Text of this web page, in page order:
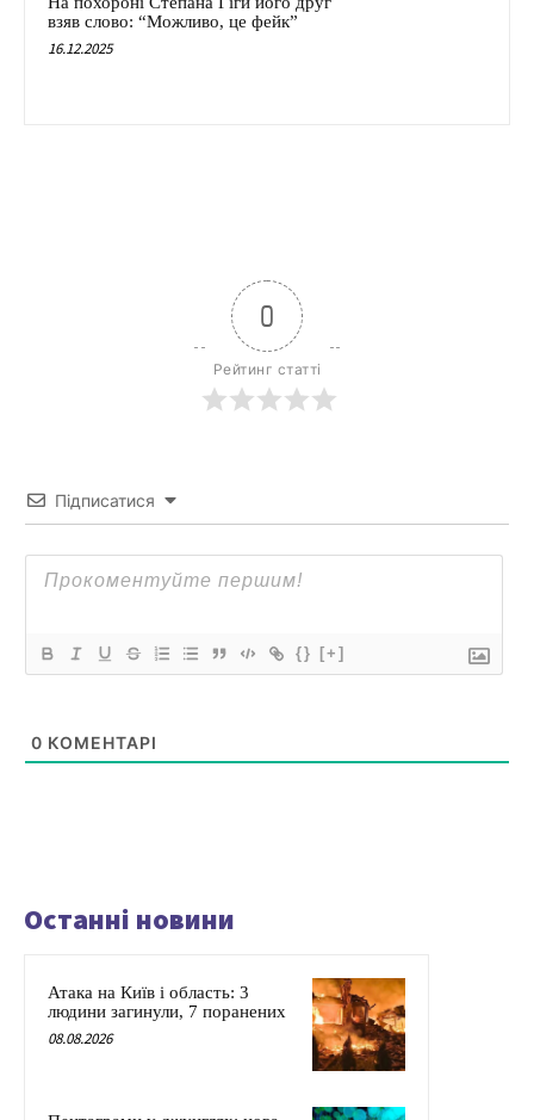
взяв слово: “Можливо, це фейк”
16.12.2025
0
Рейтинг статті
Підписатися
{} [+]
0 КОМЕНТАРІ
Останні новини
Атака на Київ і область: 3
людини загинули, 7 поранених
08.08.2026